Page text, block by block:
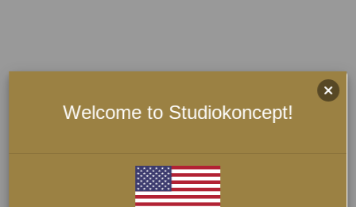
Welcome to Studiokoncept!